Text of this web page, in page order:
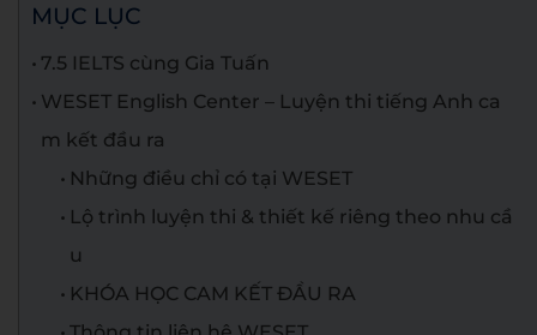
MỤC LỤC
7.5 IELTS cùng Gia Tuấn
WESET English Center – Luyện thi tiếng Anh ca
m kết đầu ra
Những điều chỉ có tại WESET
Lộ trình luyện thi & thiết kế riêng theo nhu cầ
u
KHÓA HỌC CAM KẾT ĐẦU RA